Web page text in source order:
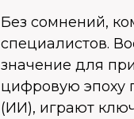
Без сомнений,
специалистов.
значение для
цифровую эпоху
(ИИ), играют